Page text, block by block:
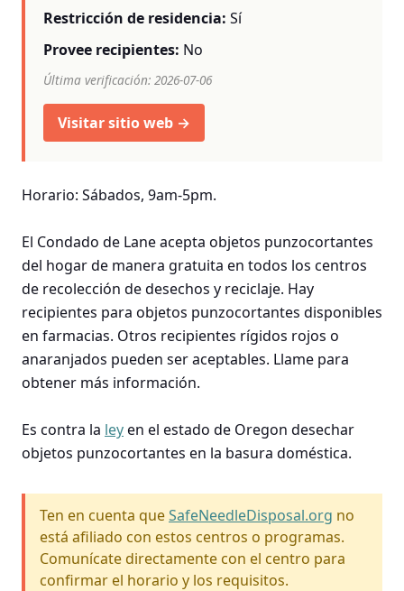
Restricción de residencia: Sí
Provee recipientes: No
Última verificación: 2026-07-06
Visitar sitio web →
Horario: Sábados, 9am-5pm.
El Condado de Lane acepta objetos punzocortantes
del hogar de manera gratuita en todos los centros
de recolección de desechos y reciclaje. Hay
recipientes para objetos punzocortantes disponibles
en farmacias. Otros recipientes rígidos rojos o
anaranjados pueden ser aceptables. Llame para
obtener más información.
Es contra la leyen el estado de Oregon desechar
objetos punzocortantes en la basura doméstica.
Ten en cuenta queSafeNeedleDisposal.org no
está afiliado con estos centros o programas.
Comunícate directamente con el centro para
confirmar el horario y los requisitos.